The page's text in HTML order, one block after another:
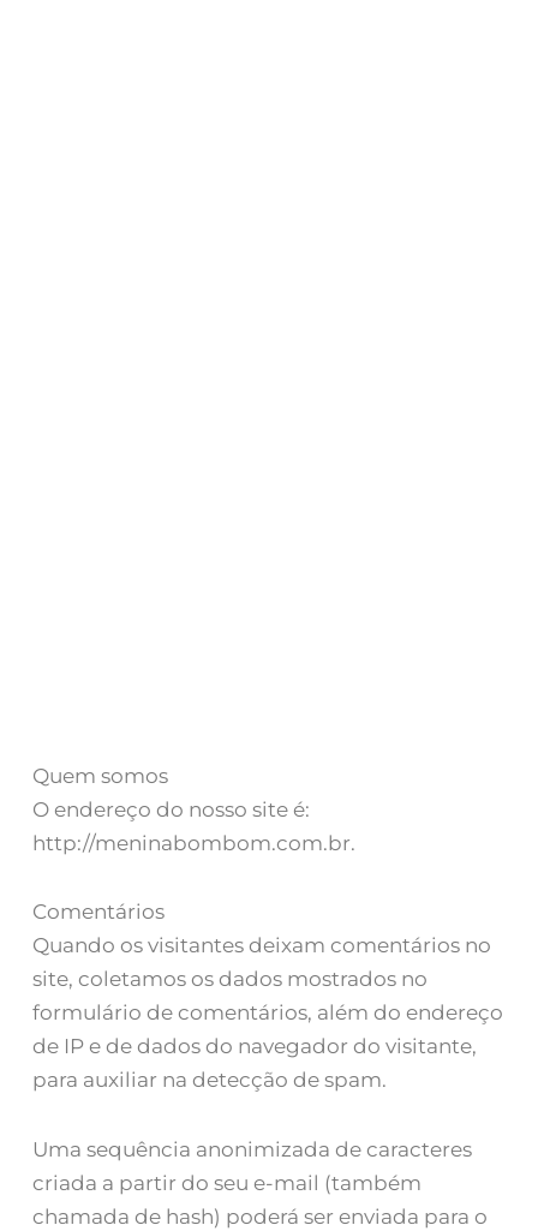
Quem somos
O endereço do nosso site é:
http://meninabombom.com.br.
Comentários
Quando os visitantes deixam comentários no
site, coletamos os dados mostrados no
formulário de comentários, além do endereço
de IP e de dados do navegador do visitante,
para auxiliar na detecção de spam.
Uma sequência anonimizada de caracteres
criada a partir do seu e-mail (também
chamada de hash) poderá ser enviada para o